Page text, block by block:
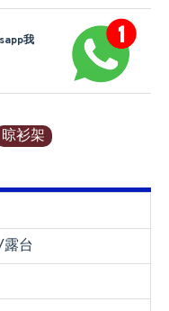
我
晾衫架
台